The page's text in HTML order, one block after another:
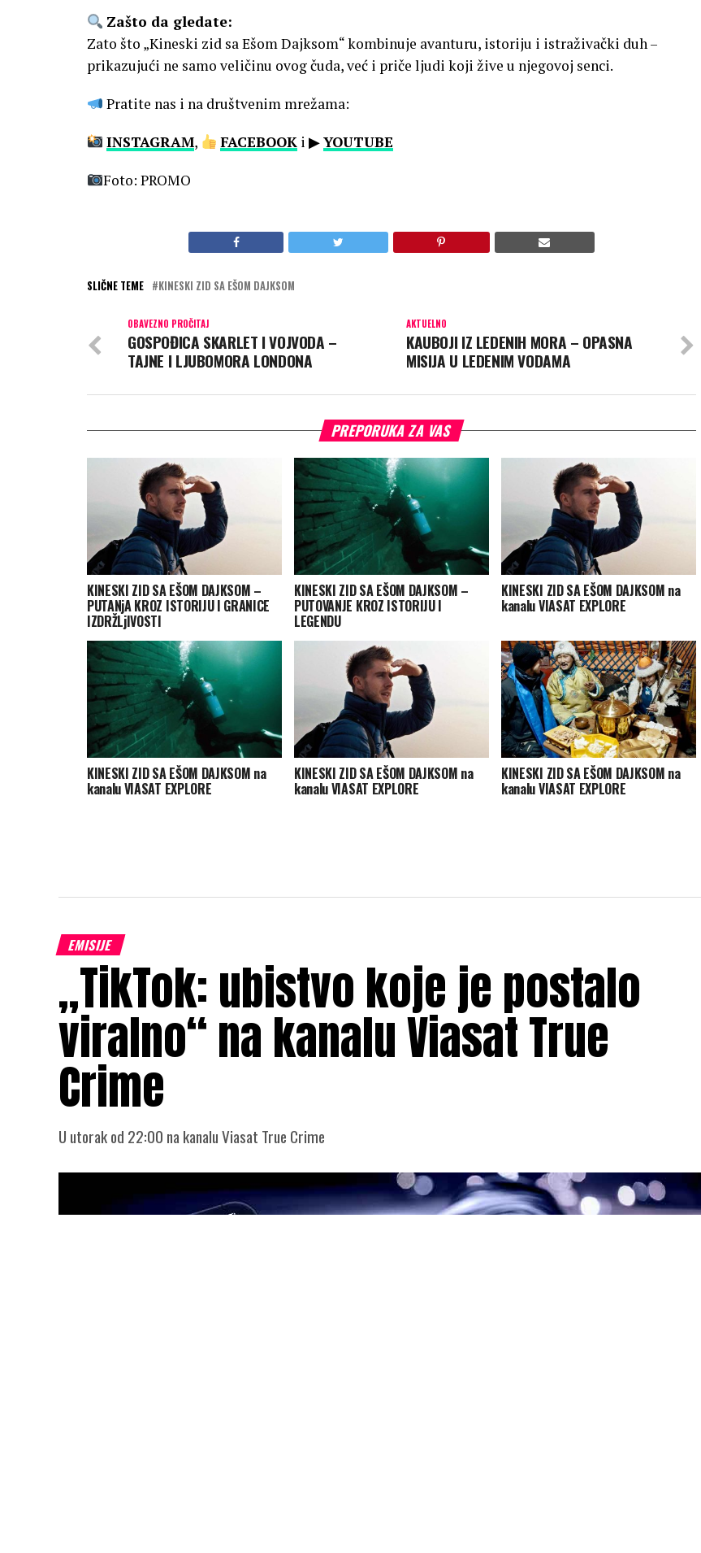
Zašto da gledate:
Zato što „Kineski zid sa Ešom Dajksom“ kombinuje avanturu, istoriju i istraživački duh –
prikazujući ne samo veličinu ovog čuda, već i priče ljudi koji žive u njegovoj senci.
Pratite nas i na društvenim mrežama:
INSTAGRAM, FACEBOOK i ▶YOUTUBE
Foto: PROMO
SLIČNE TEME KINESKI ZID SA EŠOM DAJKSOM
AKTUELNO
KAUBOJI IZ LEDENIH MORA – OPASNA
MISIJA U LEDENIM VODAMA
OBAVEZNO PROČITAJ
GOSPOĐICA SKARLET I VOJVODA –
TAJNE I LJUBOMORA LONDONA
PREPORUKA ZA VAS
KINESKI ZID SA EŠOM DAJKSOM –
PUTANjA KROZ ISTORIJU I GRANICE
IZDRŽLjIVOSTI
KINESKI ZID SA EŠOM DAJKSOM –
PUTOVANJE KROZ ISTORIJU I
LEGENDU
KINESKI ZID SA EŠOM DAJKSOM na
kanalu VIASAT EXPLORE
KINESKI ZID SA EŠOM DAJKSOM na
kanalu VIASAT EXPLORE
KINESKI ZID SA EŠOM DAJKSOM na
kanalu VIASAT EXPLORE
KINESKI ZID SA EŠOM DAJKSOM na
kanalu VIASAT EXPLORE
EMISIJE
„TikTok: ubistvo koje je postalo
viralno“ na kanalu Viasat True
Crime
U utorak od 22:00 na kanalu Viasat True Crime